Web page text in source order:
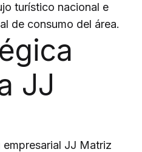
turístico nacional e
de consumo del área.
JJ
JJ Matriz